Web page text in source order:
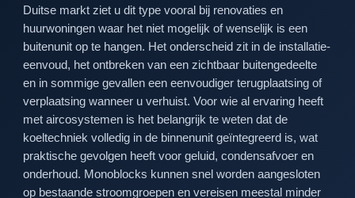
Duitse markt ziet u dit type vooral bij renovaties en
huurwoningen waar het niet mogelijk of wenselijk is een
buitenunit op te hangen. Het onderscheid zit in de installatie-
eenvoud, het ontbreken van een zichtbaar buitengedeelte
en in sommige gevallen een eenvoudiger terugplaatsing of
verplaatsing wanneer u verhuist. Voor wie al ervaring heeft
met aircosystemen is het belangrijk te weten dat de
koeltechniek volledig in de binnenunit geïntegreerd is, wat
praktische gevolgen heeft voor geluid, condensafvoer en
onderhoud. Monoblocks kunnen snel worden aangesloten
op bestaande stroomgroepen en vereisen meestal minder